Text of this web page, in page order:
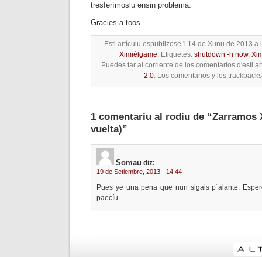
tresferímoslu ensin problema.
Gracies a toos…
Esti artículu espublizose 'l 14 de Xunu de 2013 a
Ximiélgame. Etiquetes: shutdown -h now,
Puedes tar al corriente de los comentarios d'esti
2.0. Los comentarios y los
1 comentariu al rodiu de “Zarramos
vuelta)”
Somau diz:
19 de Setiembre, 2013 - 14:44
Pues ye una pena que nun sigais p´alante.
paecíu.